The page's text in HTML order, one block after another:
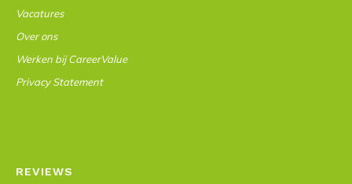
Vacatures
Over ons
Werken bij CareerValue
Privacy Statement
REVIEWS